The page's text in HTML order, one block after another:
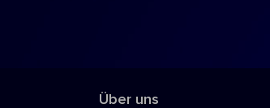
Über uns